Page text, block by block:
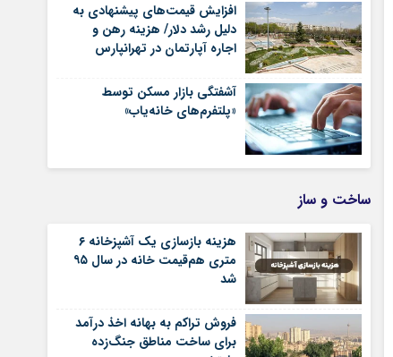
افزایش قیمت‌های پیشنهادی به
دلیل رشد دلار/ هزینه رهن و
اجاره آپارتمان در تهرانپارس
آشفتگی بازار مسکن توسط
«پلتفرم‌های خانه‌یاب»
ساخت و ساز
هزینه بازسازی یک آشپزخانه ۶
متری هم‌قیمت خانه در سال ۹۵
شد
فروش تراکم به بهانه اخذ درآمد
برای ساخت مناطق جنگ‌زده